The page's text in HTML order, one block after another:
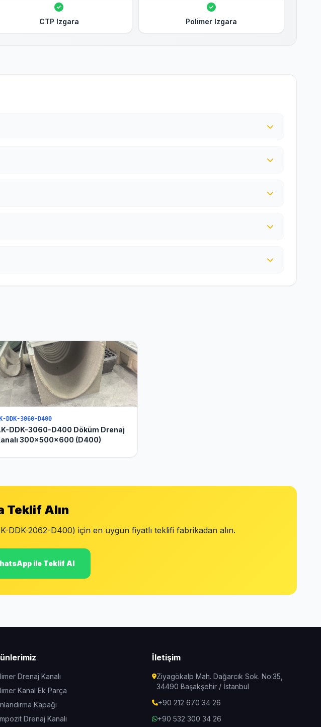
CTP Izgara Polimer Izgara
DDK-3060-D400
DDK-3060-D400 Döküm Drenaj
300x500x600 (D400)
Teklif Alın
DDK-2062-D400) için en uygun fiyatlı teklifi fabrikadan alın.
ile Teklif Al
Drenaj Kanalı
Kanal Ek Parça
Kapağı
Drenaj Kanalı
İletişim
Ziyagökalp Mah. Dağarcık Sok. No:35,
34490 Başakşehir / İstanbul
+90 212 670 34 26
+90 532 300 34 26